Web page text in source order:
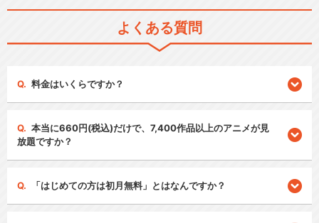
よくある質問
料金はいくらですか？
本当に660円(税込)だけで、7,400作品以上のアニメが見
放題ですか？
「はじめての方は初月無料」とはなんですか？